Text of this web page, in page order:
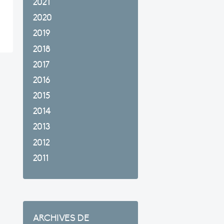
2021
2020
2019
2018
2017
2016
2015
2014
2013
2012
2011
ARCHIVES DE